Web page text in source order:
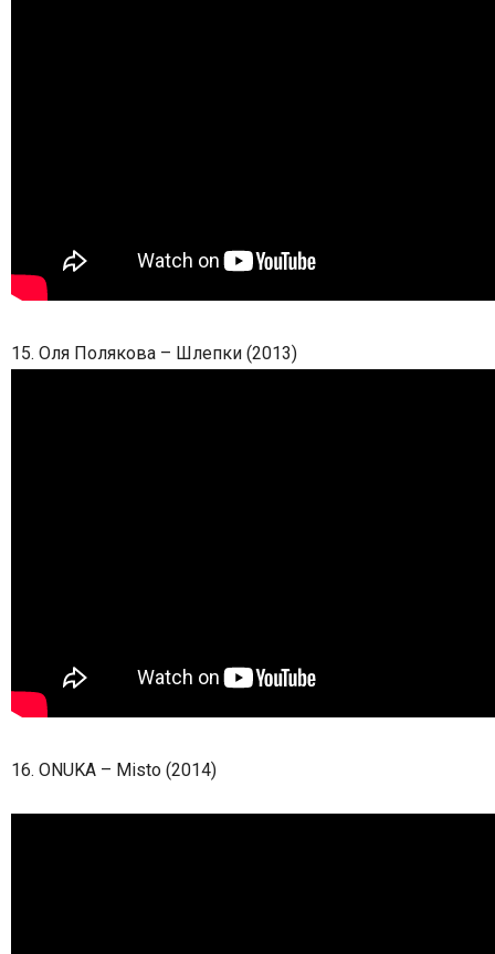
15. Оля Полякова – Шлепки (2013)
16. ONUKA – Misto (2014)